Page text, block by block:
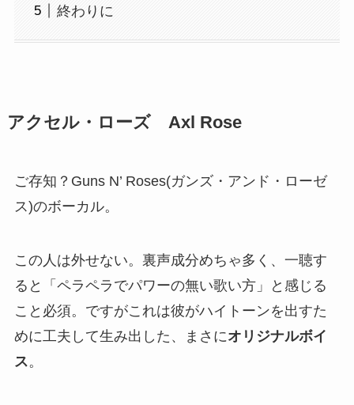
終わりに
アクセル・ローズ Axl Rose
ご存知？Guns N’ Roses(ガンズ・アンド・ローゼ
ス)のボーカル。
この人は外せない。裏声成分めちゃ多く、一聴す
ると「ペラペラでパワーの無い歌い方」と感じる
こと必須。ですがこれは彼がハイトーンを出すた
めに工夫して生み出した、まさにオリジナルボイ
ス。